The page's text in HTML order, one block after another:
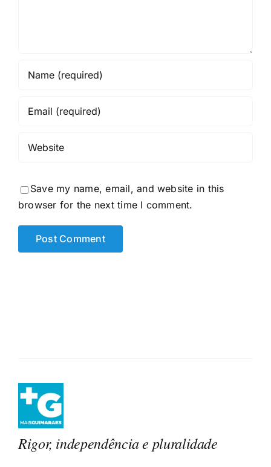
Save my name, email, and website in this
browser for the next time I comment.
Rigor, independência e pluralidade